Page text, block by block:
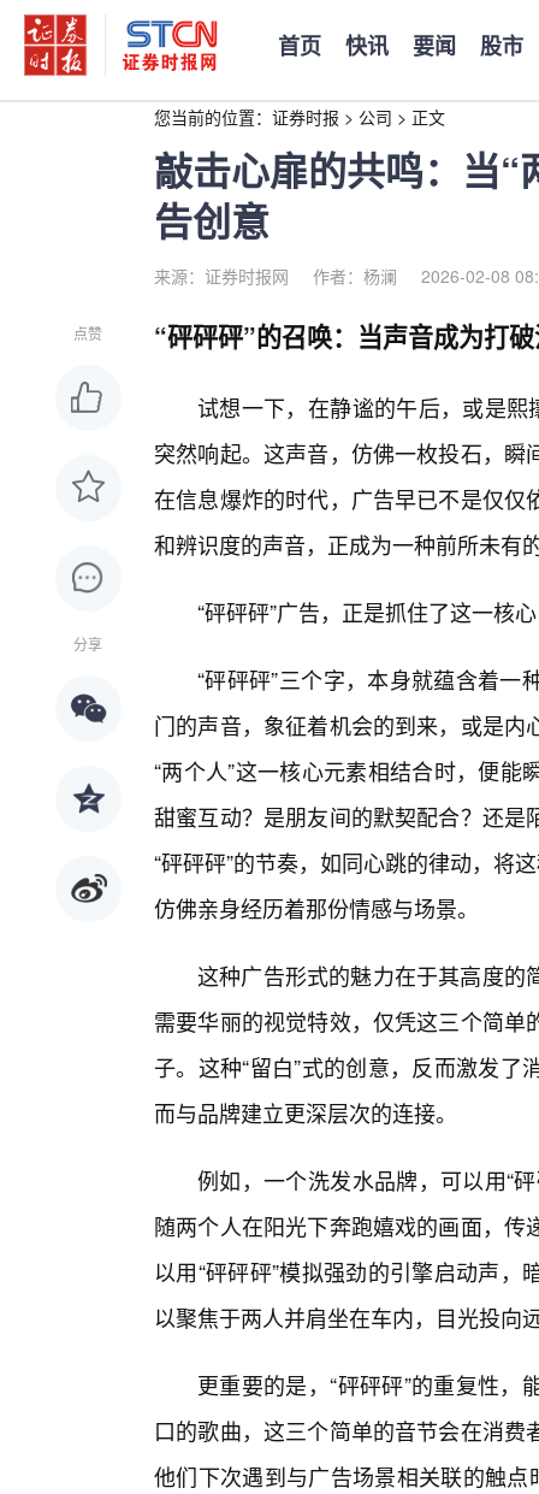
首页 快讯 要闻 股市
您当前的位置： 证券时报 > 公司 > 正文
敲击心扉的共鸣：当“
告创意
来源：证券时报网 作者：杨澜 2026-02-08
点赞
分享
“砰砰砰”的召唤：当声音成为打
试想一下，在静谧的午后，或是熙
突然响起。这声音，仿佛一枚投石，
在信息爆炸的时代，广告早已不是仅
和辨识度的声音，正成为一种前所未有
“砰砰砰”广告，正是抓住了这一核
“砰砰砰”三个字，本身就蕴含着
门的声音，象征着机会的到来，或是
“两个人”这一核心元素相结合时，便
甜蜜互动？是朋友间的默契配合？还
“砰砰砰”的节奏，如同心跳的律动，将
仿佛亲身经历着那份情感与场景。
这种广告形式的魅力在于其高度的
需要华丽的视觉特效，仅凭这三个简
子。这种“留白”式的创意，反而激发
而与品牌建立更深层次的连接。
例如，一个洗发水品牌，可以用“
随两个人在阳光下奔跑嬉戏的画面，
以用“砰砰砰”模拟强劲的引擎启动声
以聚焦于两人并肩坐在车内，目光投向
更重要的是，“砰砰砰”的重复性
口的歌曲，这三个简单的音节会在消
他们下次遇到与广告场景相关联的触